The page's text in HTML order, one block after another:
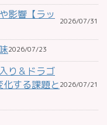
影響【ラッ
2026/07/31
2026/07/23
り＆ドラゴ
する課題と2026/07/21